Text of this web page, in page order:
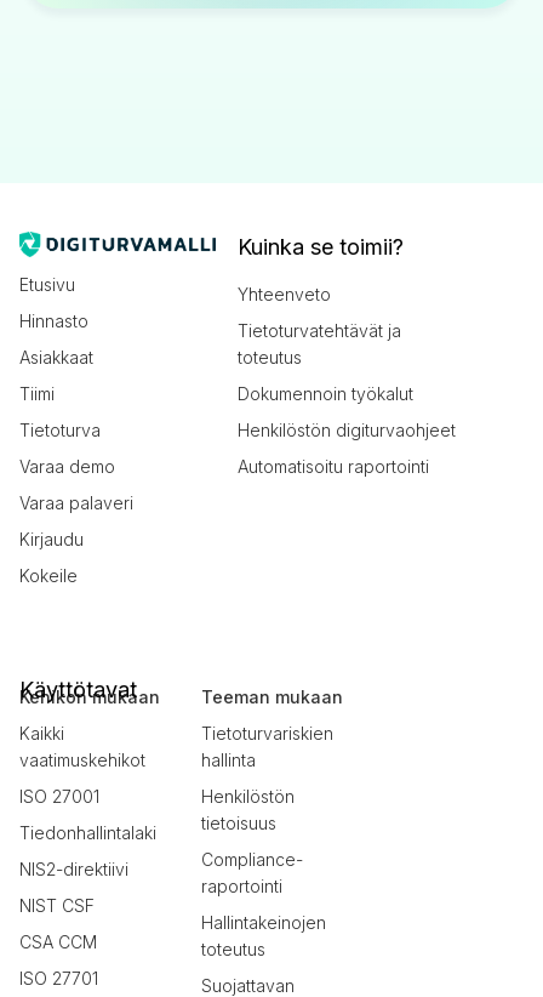
Etusivu
Hinnasto
Asiakkaat
Tiimi
Tietoturva
Varaa demo
Varaa palaveri
Kirjaudu
Kokeile
Kuinka se toimii?
Yhteenveto
Tietoturvatehtävät ja
toteutus
Dokumennoin työkalut
Henkilöstön digiturvaohjeet
Automatisoitu raportointi
Käyttötavat
Kehikon mukaan
Kaikki
vaatimuskehikot
ISO 27001
Tiedonhallintalaki
NIS2-direktiivi
NIST CSF
CSA CCM
ISO 27701
Teeman mukaan
Tietoturvariskien
hallinta
Henkilöstön
tietoisuus
Compliance-
raportointi
Hallintakeinojen
toteutus
Suojattavan